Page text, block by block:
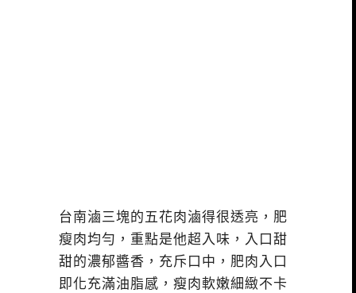
台南滷三塊的五花肉滷得很透亮，肥
瘦肉均勻，重點是他超入味，入口甜
甜的濃郁醬香，充斥口中，肥肉入口
即化充滿油脂感，瘦肉軟嫩細緻不卡